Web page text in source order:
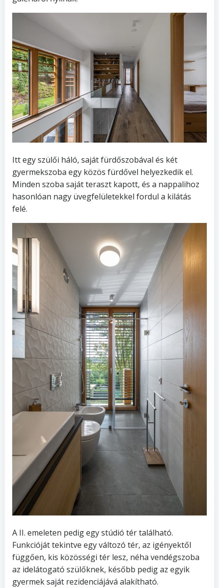
Itt egy szülői háló, saját fürdőszobával és két
gyermekszoba egy közös fürdővel helyezkedik el.
Minden szoba saját teraszt kapott, és a nappalihoz
hasonlóan nagy üvegfelületekkel fordul a kilátás
felé.
A II. emeleten pedig egy stúdió tér található.
Funkcióját tekintve egy változó tér, az igényektől
függően, kis közösségi tér lesz, néha vendégszoba
az idelátogató szülőknek, később pedig az egyik
gyermek saját rezidenciájává alakítható.